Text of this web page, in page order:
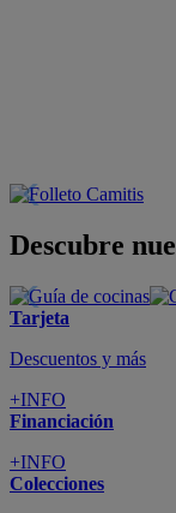
Descubre
Tarjeta
Descuentos y más
+INFO
Financiación
+INFO
Colecciones